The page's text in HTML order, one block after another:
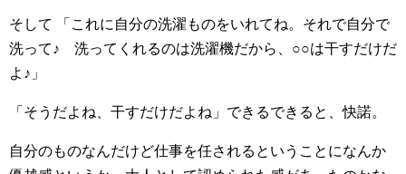
そして 「これに自分の洗濯ものをいれてね。それで自分で
洗って♪ 洗ってくれるのは洗濯機だから、○○は干すだけだ
よ♪」
「そうだよね、干すだけだよね」できるできると、快諾。
自分のものなんだけど仕事を任されるということになんか